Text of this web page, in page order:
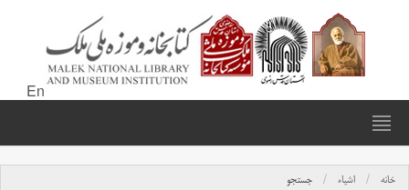
En
خانه اشیاء جستجو